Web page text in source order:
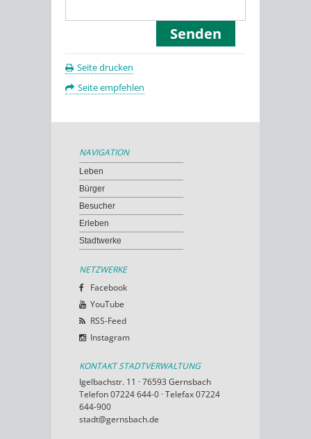
Seite drucken
Seite empfehlen
NAVIGATION
Leben
Bürger
Besucher
Erleben
Stadtwerke
NETZWERKE
Facebook
YouTube
RSS-Feed
Instagram
KONTAKT STADTVERWALTUNG
Igelbachstr. 11 · 76593 Gernsbach
Telefon 07224 644-0 · Telefax 07224
644-900
stadt@gernsbach.de